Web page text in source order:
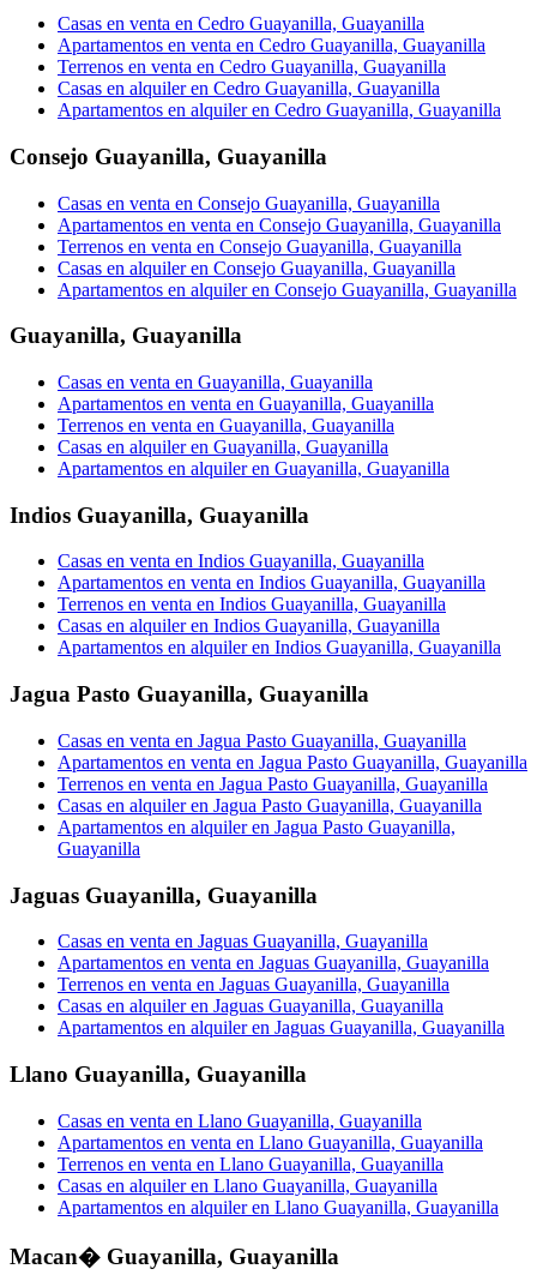
Casas en venta en Cedro Guayanilla, Guayanilla
Apartamentos en venta en Cedro Guayanilla, Guayanilla
Terrenos en venta en Cedro Guayanilla, Guayanilla
Casas en alquiler en Cedro Guayanilla, Guayanilla
Apartamentos en alquiler en Cedro Guayanilla, Guayanilla
Consejo Guayanilla, Guayanilla
Casas en venta en Consejo Guayanilla, Guayanilla
Apartamentos en venta en Consejo Guayanilla, Guayanilla
Terrenos en venta en Consejo Guayanilla, Guayanilla
Casas en alquiler en Consejo Guayanilla, Guayanilla
Apartamentos en alquiler en Consejo Guayanilla, Guayanilla
Guayanilla, Guayanilla
Casas en venta en Guayanilla, Guayanilla
Apartamentos en venta en Guayanilla, Guayanilla
Terrenos en venta en Guayanilla, Guayanilla
Casas en alquiler en Guayanilla, Guayanilla
Apartamentos en alquiler en Guayanilla, Guayanilla
Indios Guayanilla, Guayanilla
Casas en venta en Indios Guayanilla, Guayanilla
Apartamentos en venta en Indios Guayanilla, Guayanilla
Terrenos en venta en Indios Guayanilla, Guayanilla
Casas en alquiler en Indios Guayanilla, Guayanilla
Apartamentos en alquiler en Indios Guayanilla, Guayanilla
Jagua Pasto Guayanilla, Guayanilla
Casas en venta en Jagua Pasto Guayanilla, Guayanilla
Apartamentos en venta en Jagua Pasto Guayanilla, Guayanilla
Terrenos en venta en Jagua Pasto Guayanilla, Guayanilla
Casas en alquiler en Jagua Pasto Guayanilla, Guayanilla
Apartamentos en alquiler en Jagua Pasto Guayanilla,
Guayanilla
Jaguas Guayanilla, Guayanilla
Casas en venta en Jaguas Guayanilla, Guayanilla
Apartamentos en venta en Jaguas Guayanilla, Guayanilla
Terrenos en venta en Jaguas Guayanilla, Guayanilla
Casas en alquiler en Jaguas Guayanilla, Guayanilla
Apartamentos en alquiler en Jaguas Guayanilla, Guayanilla
Llano Guayanilla, Guayanilla
Casas en venta en Llano Guayanilla, Guayanilla
Apartamentos en venta en Llano Guayanilla, Guayanilla
Terrenos en venta en Llano Guayanilla, Guayanilla
Casas en alquiler en Llano Guayanilla, Guayanilla
Apartamentos en alquiler en Llano Guayanilla, Guayanilla
Macan� Guayanilla, Guayanilla